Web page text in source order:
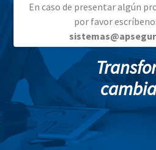
En caso de presentar algún
por favor